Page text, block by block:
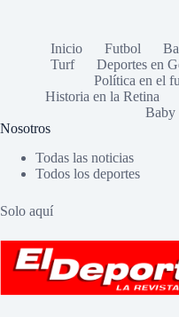
Inicio Futbol
Turf
Deportes en
Política en el
Historia en la Retina
Baby
Nosotros
Todas las noticias
Todos los deportes
Solo aquí